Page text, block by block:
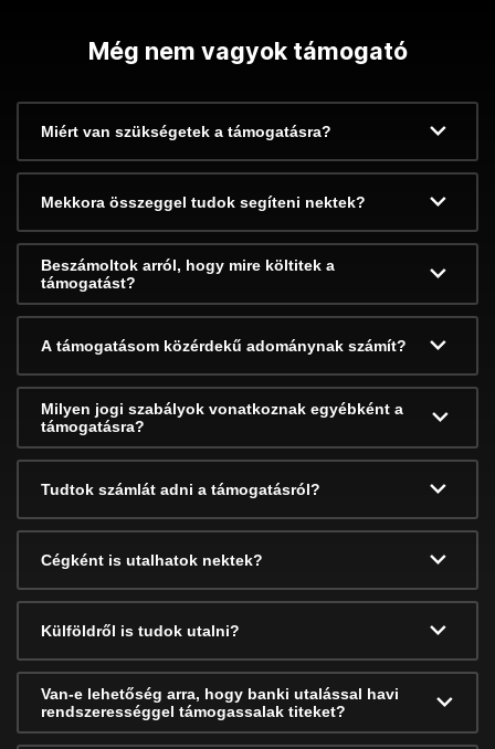
Még nem vagyok támogató
Miért van szükségetek a támogatásra?
Mekkora összeggel tudok segíteni nektek?
Beszámoltok arról, hogy mire költitek a
támogatást?
A támogatásom közérdekű adománynak számít?
Milyen jogi szabályok vonatkoznak egyébként a
támogatásra?
Tudtok számlát adni a támogatásról?
Cégként is utalhatok nektek?
Külföldről is tudok utalni?
Van-e lehetőség arra, hogy banki utalással havi
rendszerességgel támogassalak titeket?